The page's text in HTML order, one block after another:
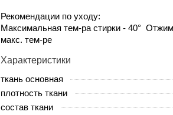
Рекомендации по уходу:
Максимальная тем-ра стирки - 40°
макс. тем-ре
Характеристики
ткань основная
плотность ткани
состав ткани